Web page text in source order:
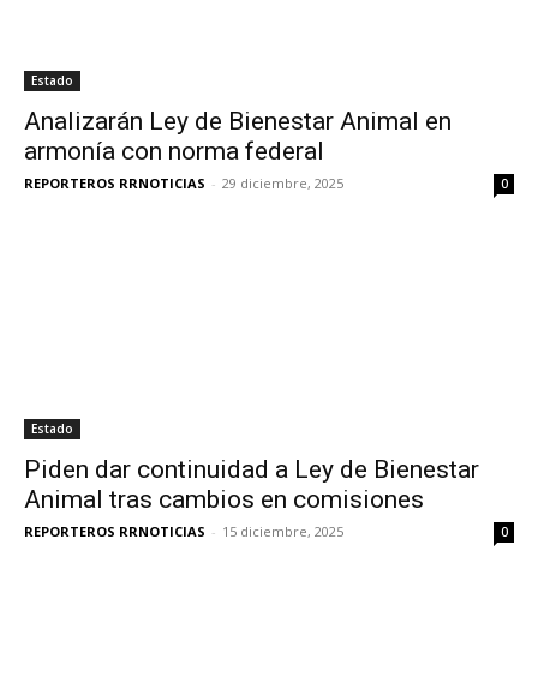
Estado
Analizarán Ley de Bienestar Animal en
armonía con norma federal
REPORTEROS RRNOTICIAS - 29 diciembre, 2025 0
Estado
Piden dar continuidad a Ley de Bienestar
Animal tras cambios en comisiones
REPORTEROS RRNOTICIAS - 15 diciembre, 2025 0